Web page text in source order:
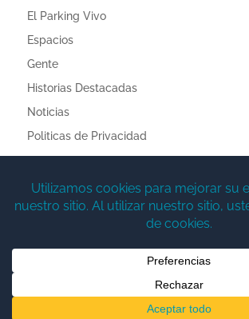
El Parking Vivo
Espacios
Gente
Historias Destacadas
Noticias
Politicas de Privacidad
Acceder
Feed de comentarios